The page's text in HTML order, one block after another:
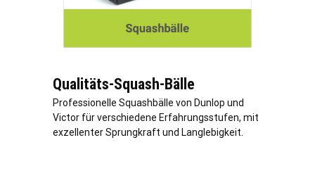
Qualitäts-Squash-Bälle
Professionelle Squashbälle von Dunlop und
Victor für verschiedene Erfahrungsstufen, mit
exzellenter Sprungkraft und Langlebigkeit.